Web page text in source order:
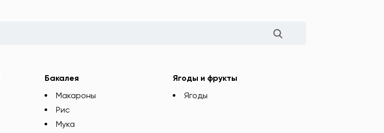
Бакалея
Макароны
Рис
Мука
Ягоды и фрукты
Ягоды